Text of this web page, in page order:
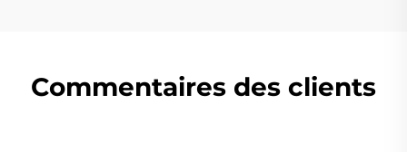
Commentaires des clients